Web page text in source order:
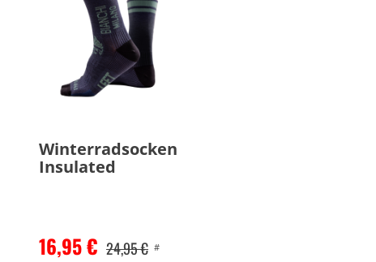
Winterradsocken
Insulated
16,95 € 24,95 € #